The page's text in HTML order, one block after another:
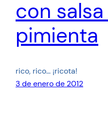
con
pimienta
rico, rico… ¡ricota!
3 de enero de 2012